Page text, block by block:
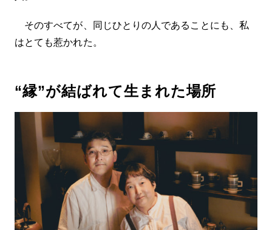
そのすべてが、同じひとりの人であることにも、私
はとても惹かれた。
“縁”が結ばれて生まれた場所